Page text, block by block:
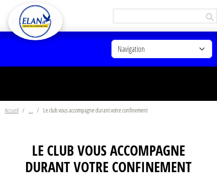
Accueil Le club vous accompagne durant votre confinement
LE CLUB VOUS ACCOMPAGNE
DURANT VOTRE CONFINEMENT
Panneau de gestion des cookies